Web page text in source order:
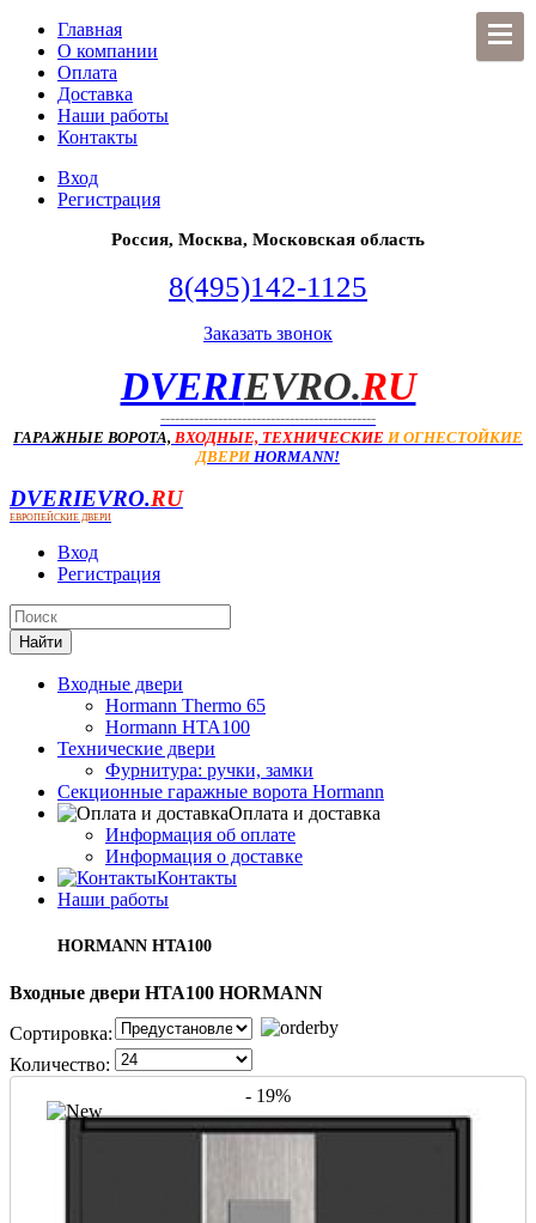
Главная
О компании
Оплата
Доставка
Наши работы
Контакты
Вход
Регистрация
Россия, Москва, Московская область
8(495)142-1125
Заказать звонок
DVERIEVRO.RU
---------------------------------------------
ГАРАЖНЫЕ ВОРОТА, ВХОДНЫЕ, ТЕХНИЧЕСКИЕ И ОГНЕСТОЙКИЕ
ДВЕРИ HORMANN!
DVERIEVRO.RU
ЕВРОПЕЙСКИЕ ДВЕРИ
Вход
Регистрация
Входные двери
Hormann Thermo 65
Hormann HTA100
Технические двери
Фурнитура: ручки, замки
Секционные гаражные ворота Hormann
Оплата и доставка
Информация об оплате
Информация о доставке
Контакты
Наши работы
HORMANN HTA100
Входные двери HTA100 HORMANN
Сортировка:
Количество:
- 19%